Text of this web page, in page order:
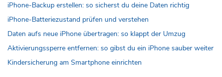
iPhone-Backup erstellen: so sicherst du deine Daten richtig
iPhone-Batteriezustand prüfen und verstehen
Daten aufs neue iPhone übertragen: so klappt der Umzug
Aktivierungssperre entfernen: so gibst du ein iPhone sauber weiter
Kindersicherung am Smartphone einrichten